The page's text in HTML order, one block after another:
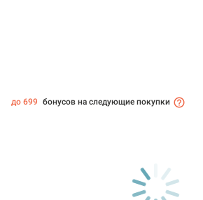
до 699 бонусов на следующие покупки